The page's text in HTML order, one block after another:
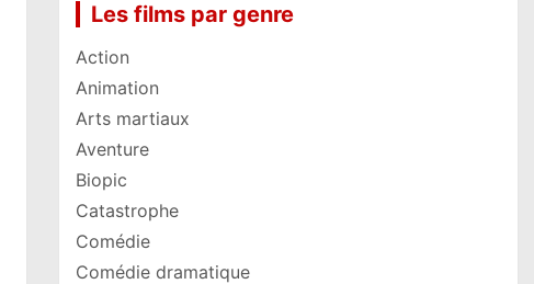
Les films par genre
Action
Animation
Arts martiaux
Aventure
Biopic
Catastrophe
Comédie
Comédie dramatique